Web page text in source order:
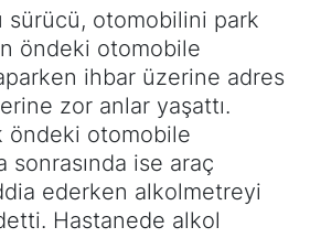
sürücü, otomobilini park
öndeki otomobile
ihbar üzerine adres
zor anlar yaşattı.
öndeki otomobile
sonrasında ise araç
ederken alkolmetreyi
Hastanede alkol